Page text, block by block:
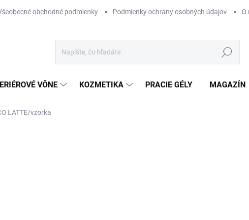
obchodné podmienky Podmienky ochrany osobných údajov O
Hľadať
VÔNE KOZMETIKA PRACIE GÉLY MAGAZÍN
LATTE/vzorka